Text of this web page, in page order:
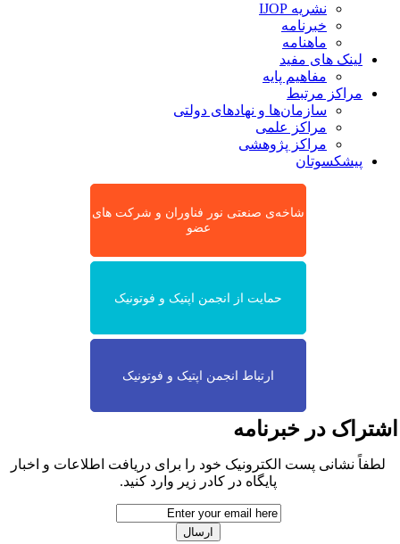
نشریه IJOP
خبرنامه
ماهنامه
لینک های مفید
مفاهیم پایه
مراکز مرتبط
سازمان‌ها و نهادهای دولتی
مراکز علمی
مراکز پژوهشی
پیشکسوتان
شاخه‌ی صنعتی نور فناوران و شرکت های
عضو
حمایت از انجمن اپتیک و فوتونیک
ارتباط انجمن اپتیک و فوتونیک
در خبرنامه
لطفاً نشانی پست الکترونیک خود را برای دریافت اطلاعات و اخبار
پایگاه در کادر زیر وارد کنید.